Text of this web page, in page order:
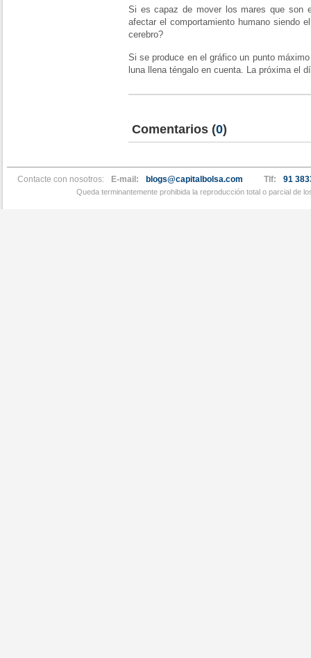
Si es capaz de mover los mares que son
afectar el comportamiento humano siendo
cerebro?
Si se produce en el gráfico un punto
luna llena téngalo en cuenta. La próxima el
Comentarios (0)
Contacte con nosotros: E-mail: blogs@capitalbolsa.com Tlf: 91
Queda terminantemente prohibida la reproducción total o parcial de